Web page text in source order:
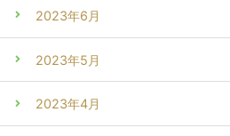
2023年6月
2023年5月
2023年4月